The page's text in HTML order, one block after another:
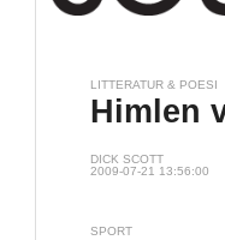
LITTERATUR & POESI
Himlen
DICK SCOTT
2009-07-21 13:56:00
SPORT